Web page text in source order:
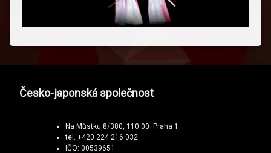
Česko-japonská společnost
Na Můstku 8/380, 110 00 Praha 1
tel. +420 224 216 032
IČO: 00539651